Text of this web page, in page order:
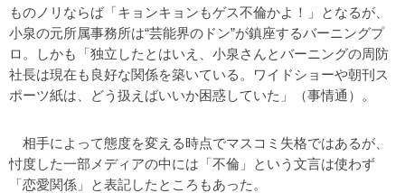
ものノリならば「キョンキョンもゲス不倫かよ！」となるが、
小泉の元所属事務所は“芸能界のドン”が鎮座するバーニングプ
ロ。しかも「独立したとはいえ、小泉さんとバーニングの周防
社長は現在も良好な関係を築いている。ワイドショーや朝刊ス
ポーツ紙は、どう扱えばいいか困惑していた」（事情通）。
相手によって態度を変える時点でマスコミ失格ではあるが、
忖度した一部メディアの中には「不倫」という文言は使わず
「恋愛関係」と表記したところもあった。